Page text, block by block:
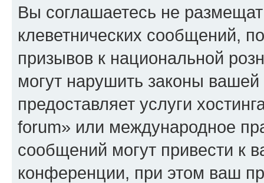
Вы соглашаетесь не
клеветнических сообщений,
призывов к национальной
могут нарушить законы
предоставляет услуги
forum» или международное
сообщений могут привести к
конференции, при этом ваш